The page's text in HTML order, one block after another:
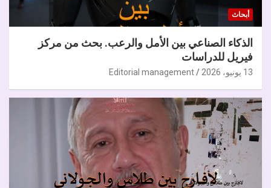
أبحاث
الذكاء الصناعي بين الأمل والرعب. بحث من مركز
فيريل للدراسات
13 يونيو، 2026 Editorial management